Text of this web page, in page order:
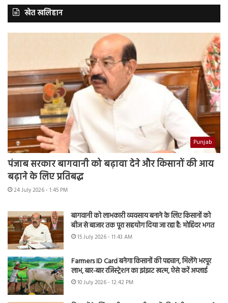
खेत खलिहान
Punjab
पंजाब सरकार बागवानी को बढ़ावा देने और किसानों की आय
बढ़ाने के लिए प्रतिबद्ध
24 July 2026 - 1:45 PM
बागवानी को लाभकारी व्यवसाय बनाने के लिए किसानों को
बीज से बाजार तक पूरा सहयोग दिया जा रहा है: मोहिंदर भगत
15 July 2026 - 11:43 AM
Farmers ID Card बनेगा किसानों की पहचान, मिलेंगे भरपूर
लाभ, बार-बार रजिस्ट्रेशन का झंझट खत्म, ऐसे करें अप्लाई
10 July 2026 - 12:42 PM